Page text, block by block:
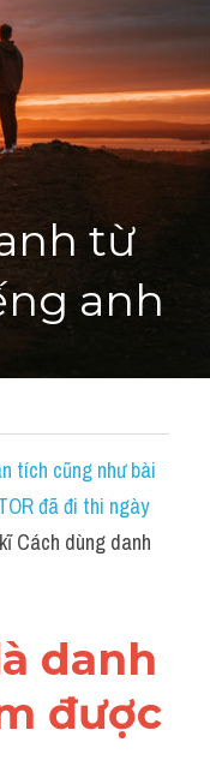
từ
anh
tích cũng như bài
đã đi thi ngày
Cách dùng danh
danh
được